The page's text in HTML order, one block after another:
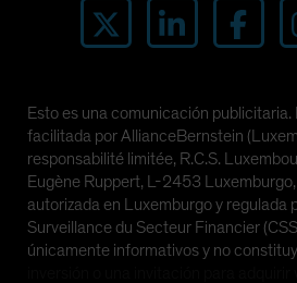
Esto es una comunicación
facilitada por AllianceBernstein
responsabilité limitée, R.C.S.
Eugène Ruppert, L-2453
autorizada en Luxemburgo y regulada
Surveillance du Secteur Financier
únicamente informativos y no